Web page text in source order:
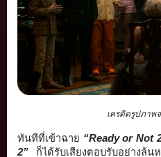
เครดิตรูปภาพ
ทันทีที่เข้าฉาย “Ready or Not
2” ก็ได้รับเสียงตอบรับอย่างล้น